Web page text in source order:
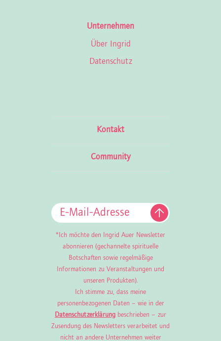
Unternehmen
Über Ingrid
Datenschutz
Kontakt
Community
*Ich möchte den Ingrid Auer Newsletter
abonnieren (gechannelte spirituelle
Botschaften sowie regelmäßige
Informationen zu Veranstaltungen und
unseren Produkten).
Ich stimme zu, dass meine
personenbezogenen Daten – wie in der
Datenschutzerklärung beschrieben – zur
Zusendung des Newsletters verarbeitet und
nicht an andere Unternehmen weiter